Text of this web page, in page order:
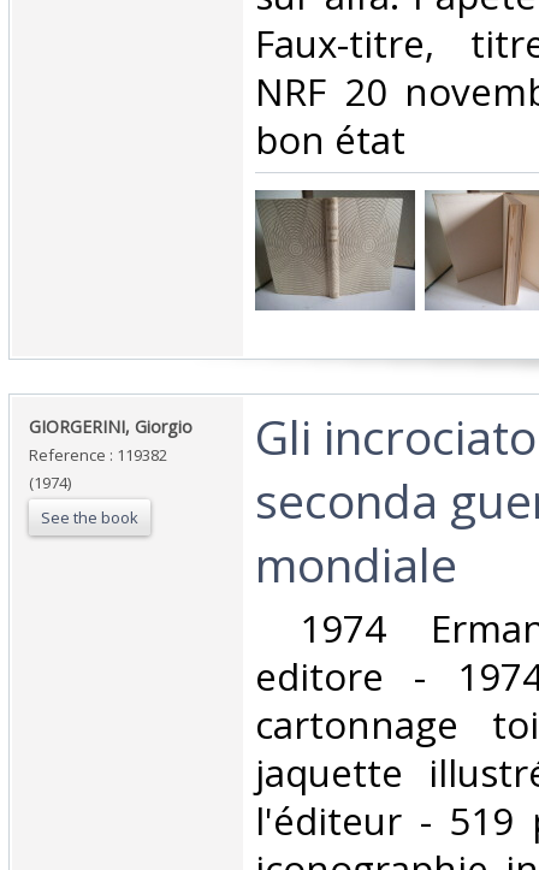
Faux-titre,
NRF 20
bon état ‎
‎GIORGERINI, Giorgio‎
Reference : 119382
(1974)
See the book
‎Gli
seconda
mondiale‎
1974
editore -
cartonnage
jaquette
l'éditeur - 519